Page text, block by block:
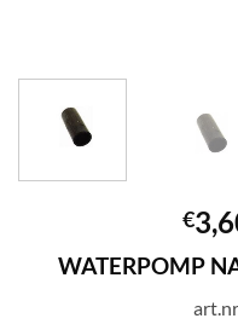
€
WATERPOMP